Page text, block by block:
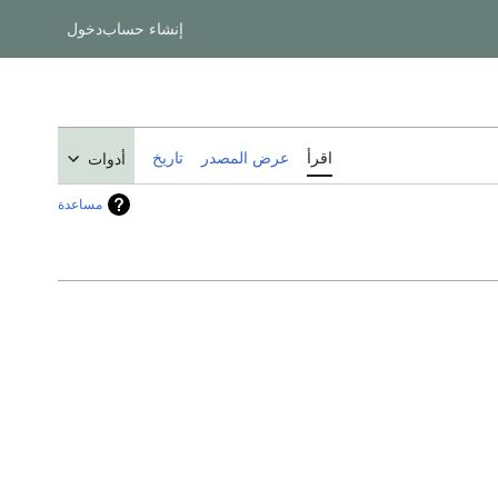
إنشاء حسابدخول
اقرأ عرض المصدر تاريخ أدوات
مساعدة